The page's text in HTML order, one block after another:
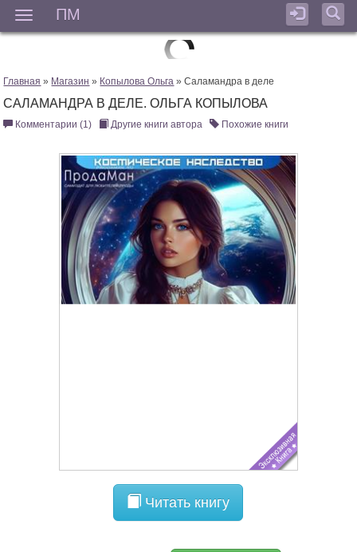
ПМ
Главная » Магазин » Копылова Ольга » Саламандра в деле
САЛАМАНДРА В ДЕЛЕ. ОЛЬГА КОПЫЛОВА
Комментарии (1) Другие книги автора Похожие книги
Читать книгу